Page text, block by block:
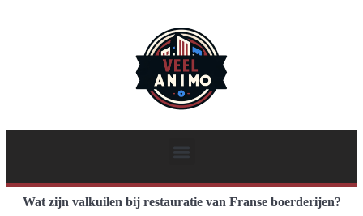
Wat zijn valkuilen bij restauratie van Franse boerderijen?